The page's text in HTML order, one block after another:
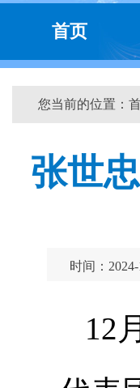
首页
您当前的位置：
张世
时间：
12